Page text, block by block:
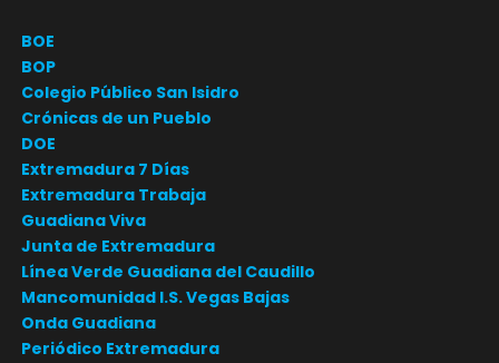
BOE
BOP
Colegio Público San Isidro
Crónicas de un Pueblo
DOE
Extremadura 7 Días
Extremadura Trabaja
Guadiana Viva
Junta de Extremadura
Línea Verde Guadiana del Caudillo
Mancomunidad I.S. Vegas Bajas
Onda Guadiana
Periódico Extremadura